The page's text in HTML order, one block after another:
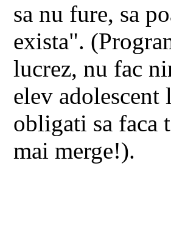
sa nu fure, sa
exista".
lucrez, nu fac
elev
obligati sa faca
mai merge!).